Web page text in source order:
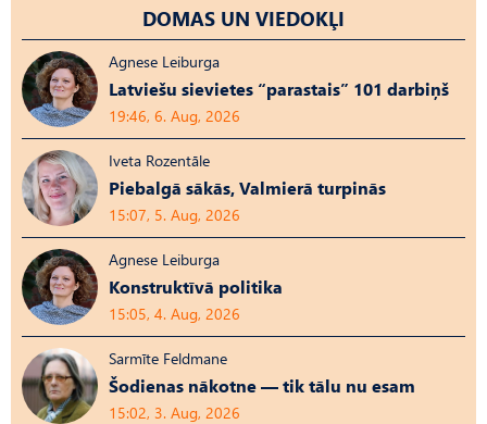
DOMAS UN VIEDOKĻI
Agnese Leiburga
Latviešu sievietes “parastais” 101 darbiņš
19:46, 6. Aug, 2026
Iveta Rozentāle
Piebalgā sākās, Valmierā turpinās
15:07, 5. Aug, 2026
Agnese Leiburga
Konstruktīvā politika
15:05, 4. Aug, 2026
Sarmīte Feldmane
Šodienas nākotne — tik tālu nu esam
15:02, 3. Aug, 2026